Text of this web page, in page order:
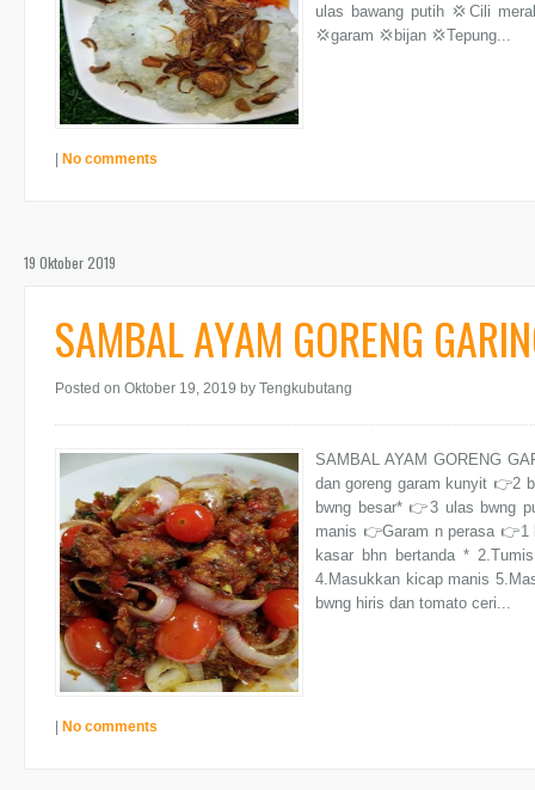
ulas bawang putih 💢Cili
💢garam 💢bijan 💢Tepung...
No comments
19 Oktober 2019
SAMBAL AYAM GORENG
Posted on Oktober 19, 2019 by Tengkubutang
SAMBAL AYAM GORENG
dan goreng garam kunyit 👉2
bwng besar* 👉3 ulas bwng
manis 👉Garam n perasa 👉1
kasar bhn bertanda *
4.Masukkan kicap manis
bwng hiris dan tomato ceri...
No comments